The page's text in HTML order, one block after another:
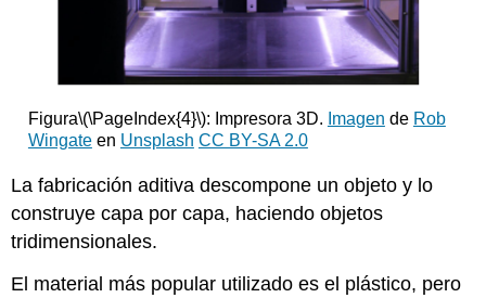
Figura\(\PageIndex{4}\): Impresora 3D. Imagen de Rob
Wingateen Unsplash CC BY-SA 2.0
La fabricación aditiva descompone un objeto y lo
construye capa por capa, haciendo objetos
tridimensionales.
El material más popular utilizado es el plástico, pero